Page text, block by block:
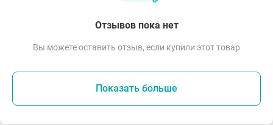
Отзывов пока нет
Вы можете оставить отзыв, если купили этот товар
Показать больше